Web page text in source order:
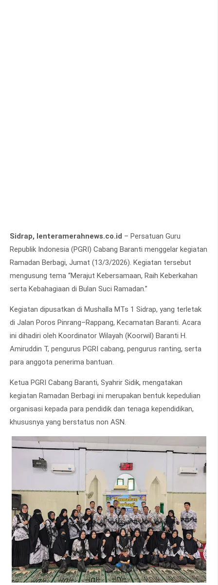
Sidrap, lenteramerahnews.co.id – Persatuan Guru
Republik Indonesia (PGRI) Cabang Baranti menggelar kegiatan
Ramadan Berbagi, Jumat (13/3/2026). Kegiatan tersebut
mengusung tema “Merajut Kebersamaan, Raih Keberkahan
serta Kebahagiaan di Bulan Suci Ramadan.”
Kegiatan dipusatkan di Mushalla MTs 1 Sidrap, yang terletak
di Jalan Poros Pinrang–Rappang, Kecamatan Baranti. Acara
ini dihadiri oleh Koordinator Wilayah (Koorwil) Baranti H.
Amiruddin T, pengurus PGRI cabang, pengurus ranting, serta
para anggota penerima bantuan.
Ketua PGRI Cabang Baranti, Syahrir Sidik, mengatakan
kegiatan Ramadan Berbagi ini merupakan bentuk kepedulian
organisasi kepada para pendidik dan tenaga kependidikan,
khususnya yang berstatus non ASN.